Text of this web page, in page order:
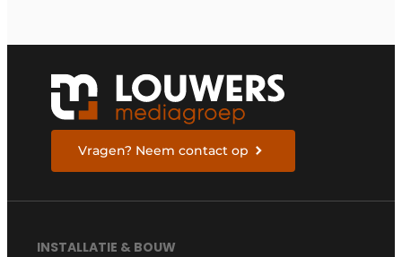
Vragen? Neem contact op
INSTALLATIE & BOUW